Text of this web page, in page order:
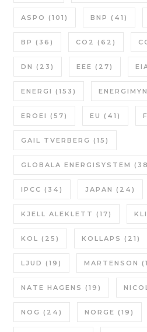
ASPO (101) BNP (41)
BP (36) CO2 (62)
DN (23) EEE (27)
ENERGI (153)
EROEI (57) EU (41)
GAIL TVERBERG (15)
GLOBALA ENERGISYSTEM
IPCC (34) JAPAN (24)
KJELL ALEKLETT (17)
KOL (25) KOLLAPS (21)
LJUD (19) MARTENSON
NATE HAGENS (19)
NOG (24) NORGE (19)